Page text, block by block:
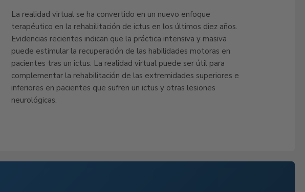
La realidad virtual se ha convertido en un nuevo enfoque
terapéutico en la rehabilitación de ictus en los últimos diez años.
Evidencias recientes indican que la práctica intensiva y masiva
puede estimular la recuperación de las habilidades motoras en
pacientes tras un ictus. La realidad virtual puede ser útil para
complementar la rehabilitación de las extremidades superiores e
inferiores en pacientes que sufren un ictus y otras lesiones
neurológicas.